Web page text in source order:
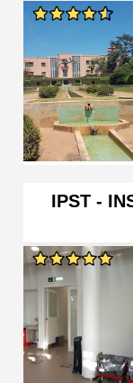
IPST -